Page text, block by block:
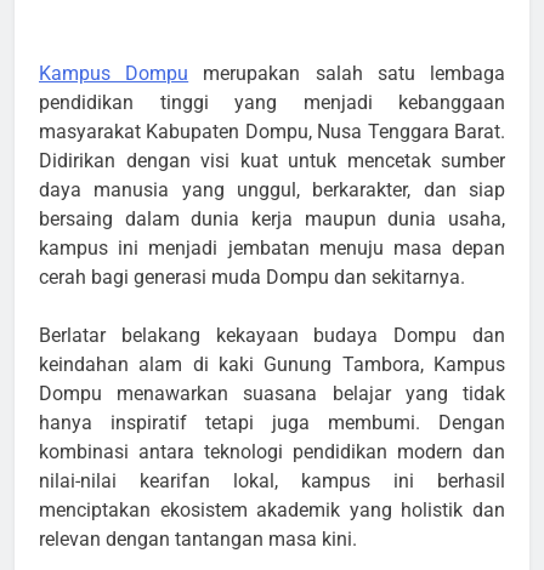
Kampus Dompu merupakan salah satu lembaga
pendidikan tinggi yang menjadi kebanggaan
masyarakat Kabupaten Dompu, Nusa Tenggara Barat.
Didirikan dengan visi kuat untuk mencetak sumber
daya manusia yang unggul, berkarakter, dan siap
bersaing dalam dunia kerja maupun dunia usaha,
kampus ini menjadi jembatan menuju masa depan
cerah bagi generasi muda Dompu dan sekitarnya.
Berlatar belakang kekayaan budaya Dompu dan
keindahan alam di kaki Gunung Tambora, Kampus
Dompu menawarkan suasana belajar yang tidak
hanya inspiratif tetapi juga membumi. Dengan
kombinasi antara teknologi pendidikan modern dan
nilai-nilai kearifan lokal, kampus ini berhasil
menciptakan ekosistem akademik yang holistik dan
relevan dengan tantangan masa kini.